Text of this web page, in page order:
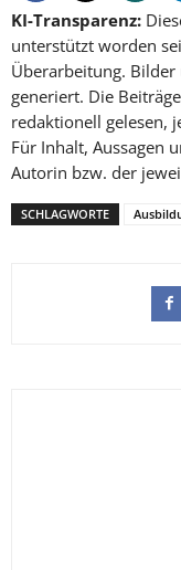
KI-Transparenz:
unterstützt worden
Überarbeitung.
generiert. Die
redaktionell gelesen,
Für Inhalt, Aussagen
Autorin bzw. der
SCHLAGWORTE